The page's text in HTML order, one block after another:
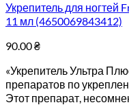
Укрепитель для ногтей
11 мл (4650069843412)
90.00₴
«Укрепитель Ультра
препаратов по
Этот препарат,